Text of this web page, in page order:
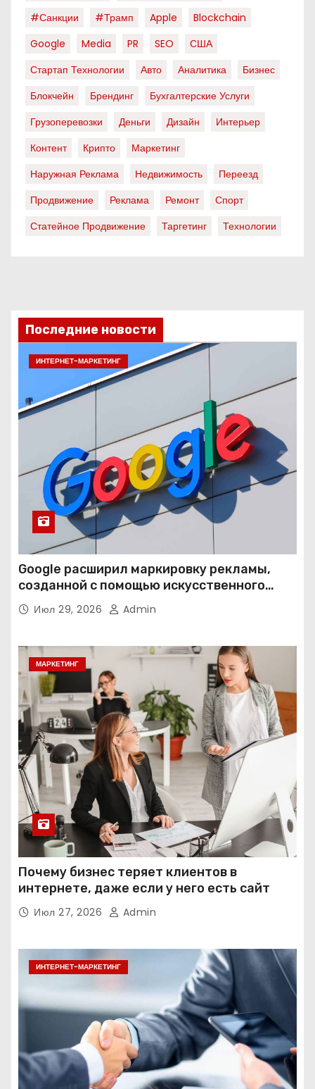
#санкции
#трамп Apple
Blockchain
Google
Media PR SEO
США
Стартап Технологии
Авто Аналитика
Бизнес
Блокчейн
Брендинг
Бухгалтерские Услуги
Грузоперевозки
Деньги Дизайн
Интерьер
Контент
Крипто
Маркетинг
Наружная Реклама
Недвижимость
Переезд
Продвижение
Реклама Ремонт
Спорт
Статейное Продвижение
Таргетинг Технологии
Последние новости
ИНТЕРНЕТ-МАРКЕТИНГ
Google расширил маркировку рекламы,
созданной с помощью искусственного
интеллекта
Июл 29, 2026 Admin
МАРКЕТИНГ
Почему бизнес теряет клиентов в
интернете, даже если у него есть сайт
Июл 27, 2026 Admin
ИНТЕРНЕТ-МАРКЕТИНГ